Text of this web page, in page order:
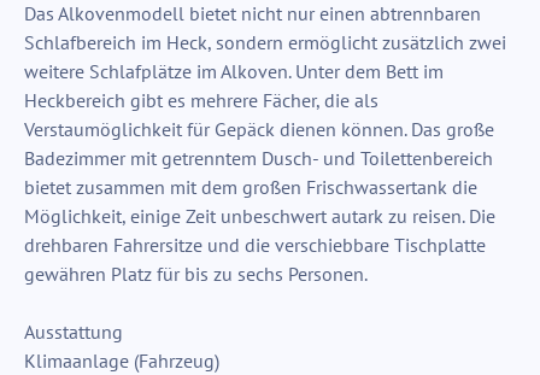
Das Alkovenmodell bietet nicht nur einen abtrennbaren
Schlafbereich im Heck, sondern ermöglicht zusätzlich zwei
weitere Schlafplätze im Alkoven. Unter dem Bett im
Heckbereich gibt es mehrere Fächer, die als
Verstaumöglichkeit für Gepäck dienen können. Das große
Badezimmer mit getrenntem Dusch- und Toilettenbereich
bietet zusammen mit dem großen Frischwassertank die
Möglichkeit, einige Zeit unbeschwert autark zu reisen. Die
drehbaren Fahrersitze und die verschiebbare Tischplatte
gewähren Platz für bis zu sechs Personen.
Ausstattung
Klimaanlage (Fahrzeug)